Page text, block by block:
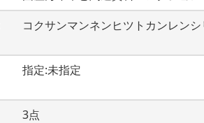
コクサンマンネンヒツトカンレン
指定:未指定
3点